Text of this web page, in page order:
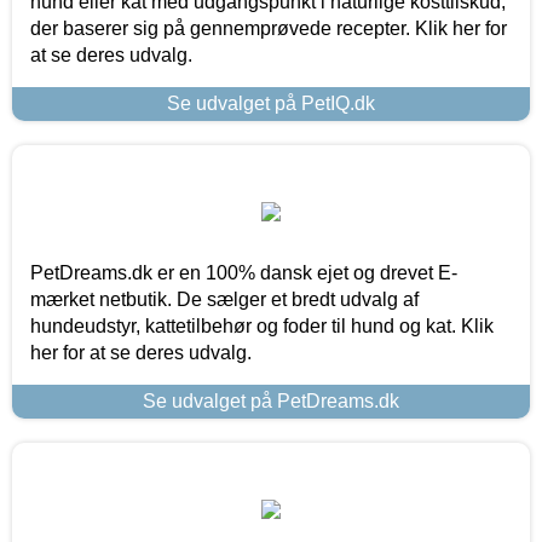
der baserer sig på gennemprøvede recepter. Klik her for
at se deres udvalg.
Se udvalget på PetIQ.dk
PetDreams.dk er en 100% dansk ejet og drevet E-
mærket netbutik. De sælger et bredt udvalg af
hundeudstyr, kattetilbehør og foder til hund og kat. Klik
her for at se deres udvalg.
Se udvalget på PetDreams.dk